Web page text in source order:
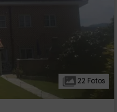
22 Fotos